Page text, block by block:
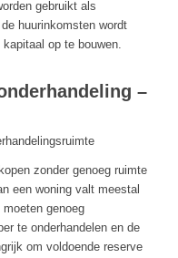
gebruikt als
huurinkomsten wordt
op te bouwen.
–
zonder genoeg ruimte
een woning valt meestal
genoeg
te onderhandelen en de
om voldoende reserve